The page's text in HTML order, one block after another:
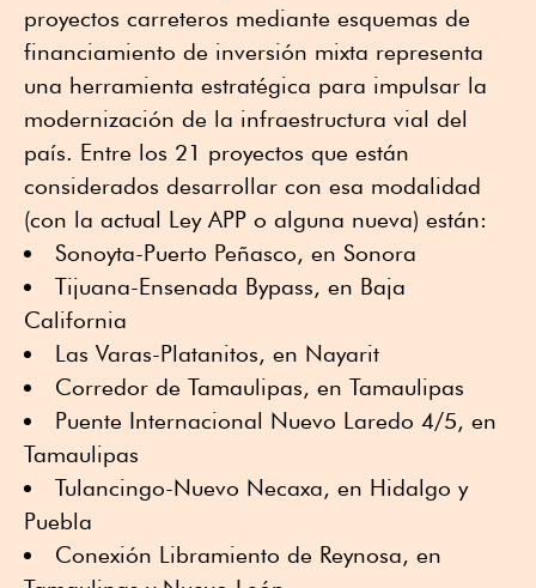
proyectos carreteros mediante esquemas de
financiamiento de inversión mixta representa
una herramienta estratégica para impulsar la
modernización de la infraestructura vial del
país. Entre los 21 proyectos que están
considerados desarrollar con esa modalidad
(con la actual Ley APP o alguna nueva) están:
Sonoyta-Puerto Peñasco, en Sonora
Tijuana-Ensenada Bypass, en Baja
California
Las Varas-Platanitos, en Nayarit
Corredor de Tamaulipas, en Tamaulipas
Puente Internacional Nuevo Laredo 4/5, en
Tamaulipas
Tulancingo-Nuevo Necaxa, en Hidalgo y
Puebla
Conexión Libramiento de Reynosa, en